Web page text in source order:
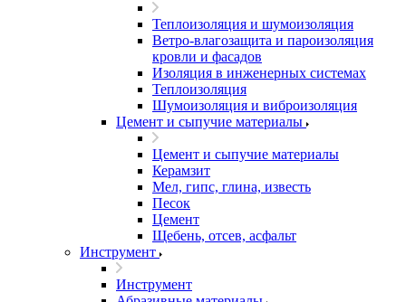
Теплоизоляция и шумоизоляция
Ветро-влагозащита и пароизоляция
кровли и фасадов
Изоляция в инженерных системах
Теплоизоляция
Шумоизоляция и виброизоляция
Цемент и сыпучие материалы
Цемент и сыпучие материалы
Керамзит
Мел, гипс, глина, известь
Песок
Цемент
Щебень, отсев, асфальт
Инструмент
Инструмент